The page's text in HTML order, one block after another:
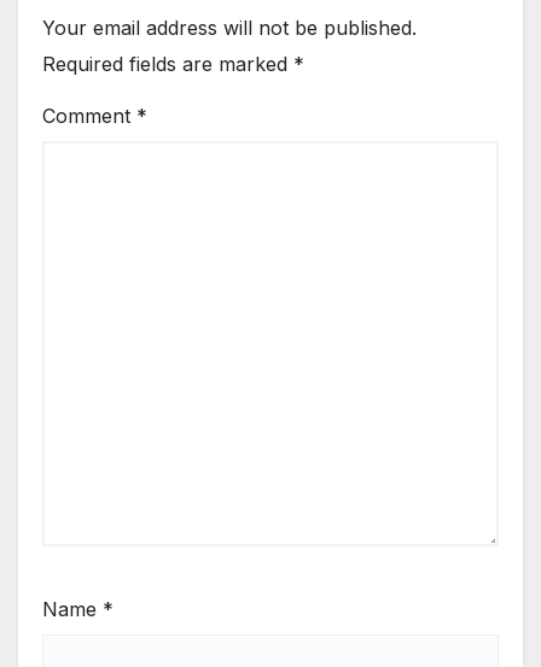
Your email address will not be published.
Required fields are marked *
Comment *
Name *